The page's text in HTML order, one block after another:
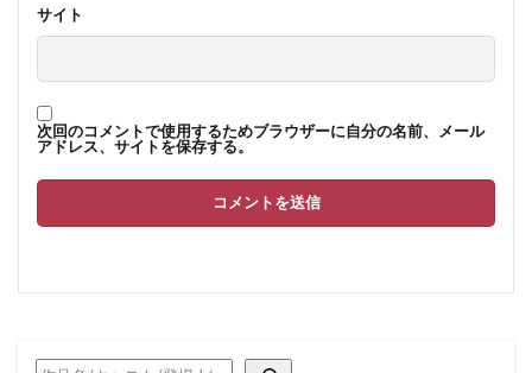
サイト
次回のコメントで使用するためブラウザーに自分の名前、メール
アドレス、サイトを保存する。